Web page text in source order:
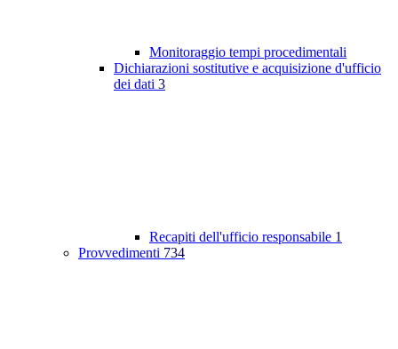
Monitoraggio tempi procedimentali
Dichiarazioni sostitutive e acquisizione d'ufficio
dei dati 3
Recapiti dell'ufficio responsabile 1
Provvedimenti 734